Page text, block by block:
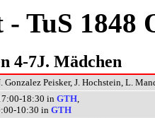
TuS 1848
4-7J. Mädchen
Gonzalez Peisker, J. Hochstein, L.
18:30 in GTH,
10:30 in GTH